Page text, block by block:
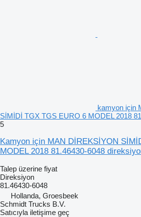
kamyon için
SİMİDİ TGX TGS EURO 6 MODEL 2018
5
Kamyon için MAN DİREKSİYON
MODEL 2018 81.46430-6048
Talep üzerine fiyat
Direksiyon
81.46430-6048
Hollanda, Groesbeek
Schmidt Trucks B.V.
Satıcıyla iletişime geç